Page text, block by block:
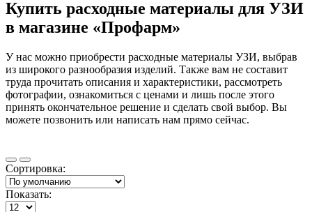
Купить расходные материалы для УЗИ
в магазине «Профарм»
У нас можно приобрести расходные материалы УЗИ, выбрав
из широкого разнообразия изделий. Также вам не составит
труда прочитать описания и характеристики, рассмотреть
фотографии, ознакомиться с ценами и лишь после этого
принять окончательное решение и сделать свой выбор. Вы
можете позвонить или написать нам прямо сейчас.
Сортировка:
Показать: